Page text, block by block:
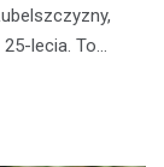
lecia. To…